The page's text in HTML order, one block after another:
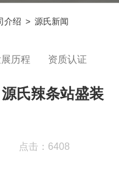
介绍 > 源氏新闻
历程 资质认证
氏辣条站盛装
点击：6408